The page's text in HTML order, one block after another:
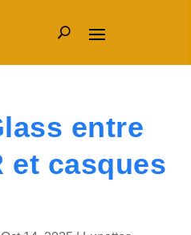
entre
et casques